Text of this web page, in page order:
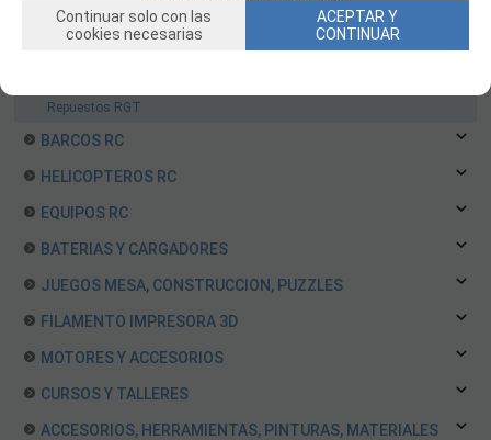
Repuestos Yokomo
Repuestos RGT
BARCOS RC
HELICOPTEROS RC
EQUIPOS RC
BATERIAS Y CARGADORES
JUEGOS MESA, CONSTRUCCION, PUZZLES
FILAMENTO IMPRESORA 3D
MOTORES Y ACCESORIOS
CURSOS Y TALLERES
ACCESORIOS, HERRAMIENTAS, PINTURAS, MATERIALES
Continuar solo con las
cookies necesarias
ACEPTAR Y
CONTINUAR